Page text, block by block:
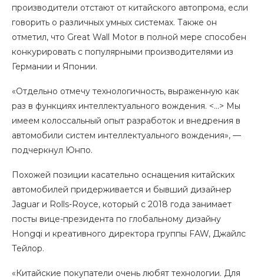
производители отстают от китайского автопрома, если
говорить о различных умных системах. Также он
отметил, что Great Wall Motor в полной мере способен
конкурировать с популярными производителями из
Германии и Японии.
«Отдельно отмечу технологичность, выраженную как
раз в функциях интеллектуального вождения. <…> Мы
имеем колоссальный опыт разработок и внедрения в
автомобили систем интеллектуального вождения», —
подчеркнул Юнпо.
Похожей позиции касательно оснащения китайских
автомобилей придерживается и бывший дизайнер
Jaguar и Rolls-Royce, который с 2018 года занимает
посты вице-президента по глобальному дизайну
Hongqi и креативного директора группы FAW, Джайлс
Тейлор.
«Китайские покупатели очень любят технологии. Для